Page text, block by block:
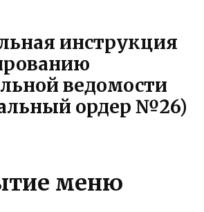
инструкция
ведомости
ордер №26)
меню